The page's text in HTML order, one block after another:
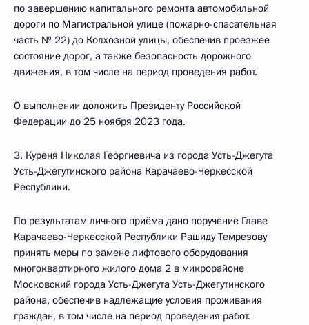
по завершению капитального ремонта автомобильной
дороги по Магистральной улице (пожарно-спасательная
часть № 22) до Колхозной улицы, обеспечив проезжее
состояние дорог, а также безопасность дорожного
движения, в том числе на период проведения работ.
О выполнении доложить Президенту Российской
Федерации до 25 ноября 2023 года.
3. Куреня Николая Георгиевича из города Усть-Джегута
Усть-Джегутинского района Карачаево-Черкесской
Республики.
По результатам личного приёма дано поручение Главе
Карачаево-Черкесской Республики Рашиду Темрезову
принять меры по замене лифтового оборудования
многоквартирного жилого дома 2 в микрорайоне
Московский города Усть-Джегута Усть-Джегутинского
района, обеспечив надлежащие условия проживания
граждан, в том числе на период проведения работ.